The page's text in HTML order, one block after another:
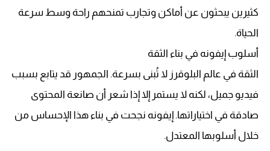
كثيرين يبحثون عن أماكن وتجارب تمنحهم راحة وسط سرعة
الحياة.
أسلوب إيفونه في بناء الثقة
الثقة في عالم البلوقرز لا تُبنى بسرعة. الجمهور قد يتابع بسبب
فيديو جميل، لكنه لا يستمر إلا إذا شعر أن صانعة المحتوى
صادقة في اختياراتها. إيفونه نجحت في بناء هذا الإحساس من
خلال أسلوبها المعتدل.